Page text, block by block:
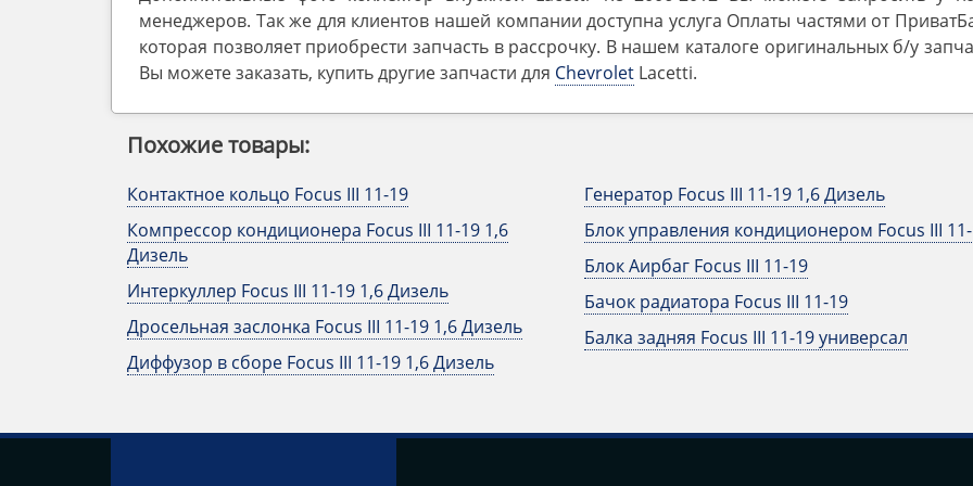
менеджеров. Так же для клиентов нашей компании доступна услуга Оплаты частями от
которая позволяет приобрести запчасть в рассрочку. В нашем каталоге оригинальных б/у
Вы можете заказать, купить другие запчасти для Chevrolet Lacetti.
Похожие товары:
Контактное кольцо Focus III 11-19
Компрессор кондиционера Focus III 11-19 1,6
Дизель
Интеркуллер Focus III 11-19 1,6 Дизель
Дросельная заслонка Focus III 11-19 1,6 Дизель
Диффузор в сборе Focus III 11-19 1,6 Дизель
Генератор Focus III 11-19 1,6 Дизель
Блок управления кондиционером Focus III
Блок Аирбаг Focus III 11-19
Бачок радиатора Focus III 11-19
Балка задняя Focus III 11-19 универсал